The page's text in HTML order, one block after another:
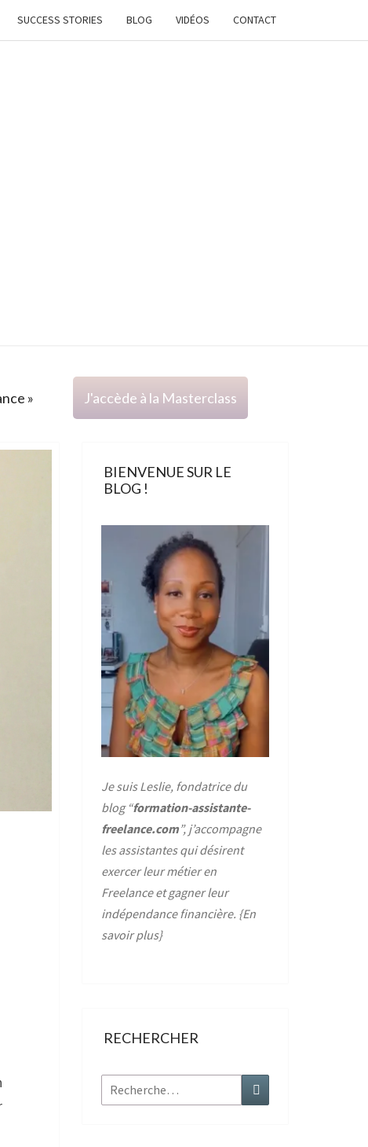
SUCCESS STORIES BLOG VIDÉOS CONTACT
» J'accède à la Masterclass
BIENVENUE SUR LE
BLOG !
Je suis Leslie, fondatrice du
blog “formation-assistante-
freelance.com”, j’accompagne
les assistantes qui désirent
exercer leur métier en
Freelance et gagner leur
indépendance financière. {En
savoir plus}
RECHERCHER
Rechercher : Recherche